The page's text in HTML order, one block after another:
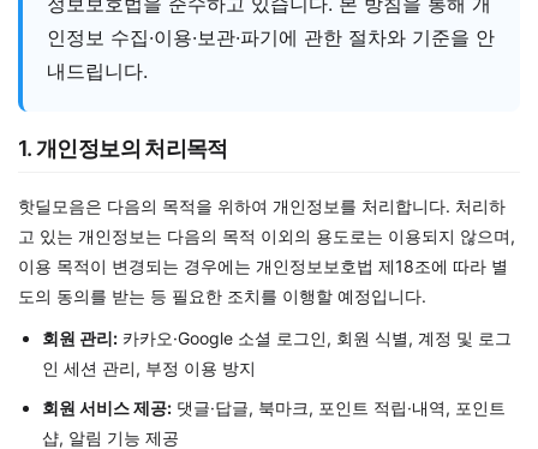
인정보 수집·이용·보관·파기에 관한 절차와 기준을 안
내드립니다.
1. 개인정보의 처리목적
핫딜모음은 다음의 목적을 위하여 개인정보를 처리합니다. 처리하
고 있는 개인정보는 다음의 목적 이외의 용도로는 이용되지 않으며,
이용 목적이 변경되는 경우에는 개인정보보호법 제18조에 따라 별
도의 동의를 받는 등 필요한 조치를 이행할 예정입니다.
회원 관리: 카카오·Google 소셜 로그인, 회원 식별, 계정 및 로그
인 세션 관리, 부정 이용 방지
회원 서비스 제공: 댓글·답글, 북마크, 포인트 적립·내역, 포인트
샵, 알림 기능 제공